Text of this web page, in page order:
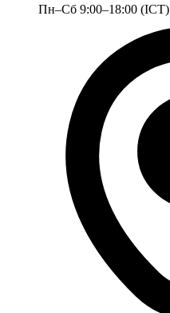
Пн–Сб 9:00–18:00 (ICT)